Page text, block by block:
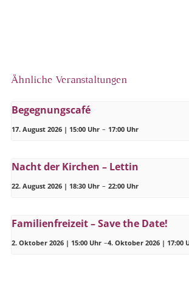
Ähnliche Veranstaltungen
Begegnungscafé
17. August 2026 | 15:00 Uhr – 17:00 Uhr
Nacht der Kirchen – Lettin
22. August 2026 | 18:30 Uhr – 22:00 Uhr
Familienfreizeit – Save the Date!
2. Oktober 2026 | 15:00 Uhr –4. Oktober 2026 | 17:00